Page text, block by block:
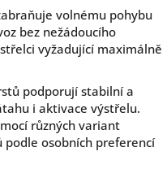
volnému pohybu
bez nežádoucího
vyžadující maximálně
podporují stabilní a
i aktivace výstřelu.
různých variant
podle osobních preferencí